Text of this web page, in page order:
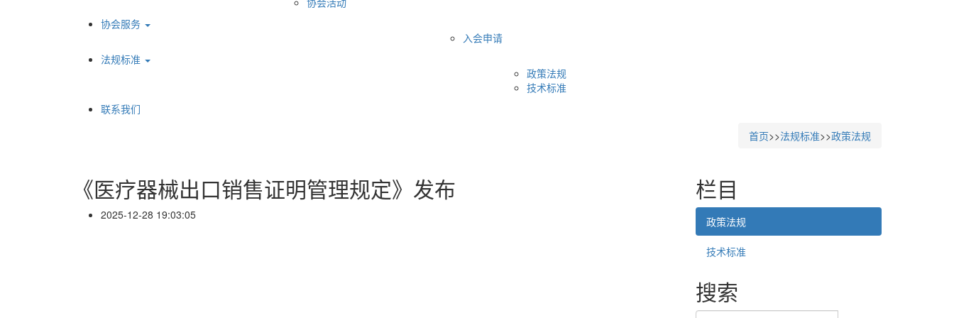
协会服务
入会申请
法规标准
政策法规
技术标准
联系我们
首页>>法规标准>>政策法规
《医疗器械出口销售证明管理规定》发布
2025-12-28 19:03:05
栏目
政策法规
技术标准
搜索